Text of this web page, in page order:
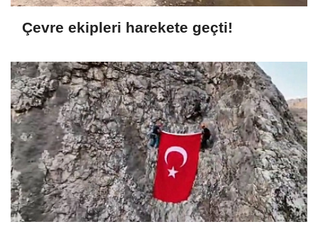
Çevre ekipleri harekete geçti!